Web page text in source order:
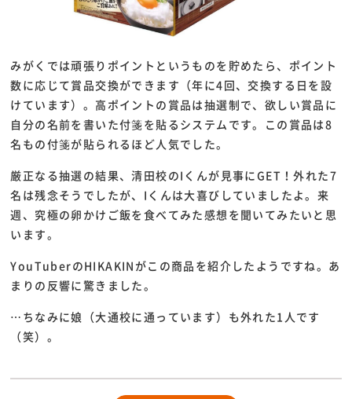
みがくでは頑張りポイントというものを貯めたら、ポイント
数に応じて賞品交換ができます（年に4回、交換する日を設
けています）。高ポイントの賞品は抽選制で、欲しい賞品に
自分の名前を書いた付箋を貼るシステムです。この賞品は8
名もの付箋が貼られるほど人気でした。
厳正なる抽選の結果、清田校のIくんが見事にGET！外れた7
名は残念そうでしたが、Iくんは大喜びしていましたよ。来
週、究極の卵かけご飯を食べてみた感想を聞いてみたいと思
います。
YouTuberのHIKAKINがこの商品を紹介したようですね。あ
まりの反響に驚きました。
…ちなみに娘（大通校に通っています）も外れた1人です
（笑）。